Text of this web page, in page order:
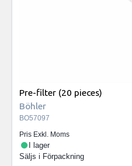
Pre-filter (20 pieces)
Böhler
BO57097
Pris Exkl. Moms
I lager
Säljs i Förpackning